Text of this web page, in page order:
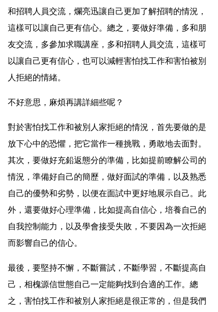
和招聘人員交流，爛亮迅讓自己更加了解招聘的情況，
這樣可以讓自己更有信心。總之，要做好準備，多和朋
友交流，多參加求職講座，多和招聘人員交流，這樣可
以讓自己更有信心，也可以減輕害怕找工作和害怕被別
人拒絕的情緒。
不好意思，麻煩再講詳細些呢？
對於害怕找工作和被別人家拒絕的情況，首先要做的是
放下心中的恐懼，把它當作一種挑戰，勇敢地去面對。
其次，要做好充鉛返態分的準備，比如提前瞭解公司的
情況，準備好自己的簡歷，做好面試的準備，以及熟悉
自己的優勢和劣勢，以便在面試中更好地展示自己。此
外，還要做好心理準備，比如提高自信心，培養自己的
自我控制能力，以及學會接受失敗，不要因為一次拒絕
而影響自己的信心。
最後，要堅持不懈，不斷嘗試，不斷學習，不斷提高自
己，相槐源信世態自己一定能夠找到合適的工作。總
之，害怕找工作和被別人家拒絕是很正常的，但是我們